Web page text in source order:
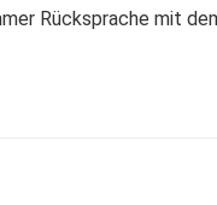
Rücksprache mit